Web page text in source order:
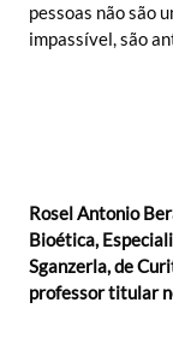
pessoas não são
impassível, são
Rosel Antonio
Bioética,
Sganzerla, de
professor titular